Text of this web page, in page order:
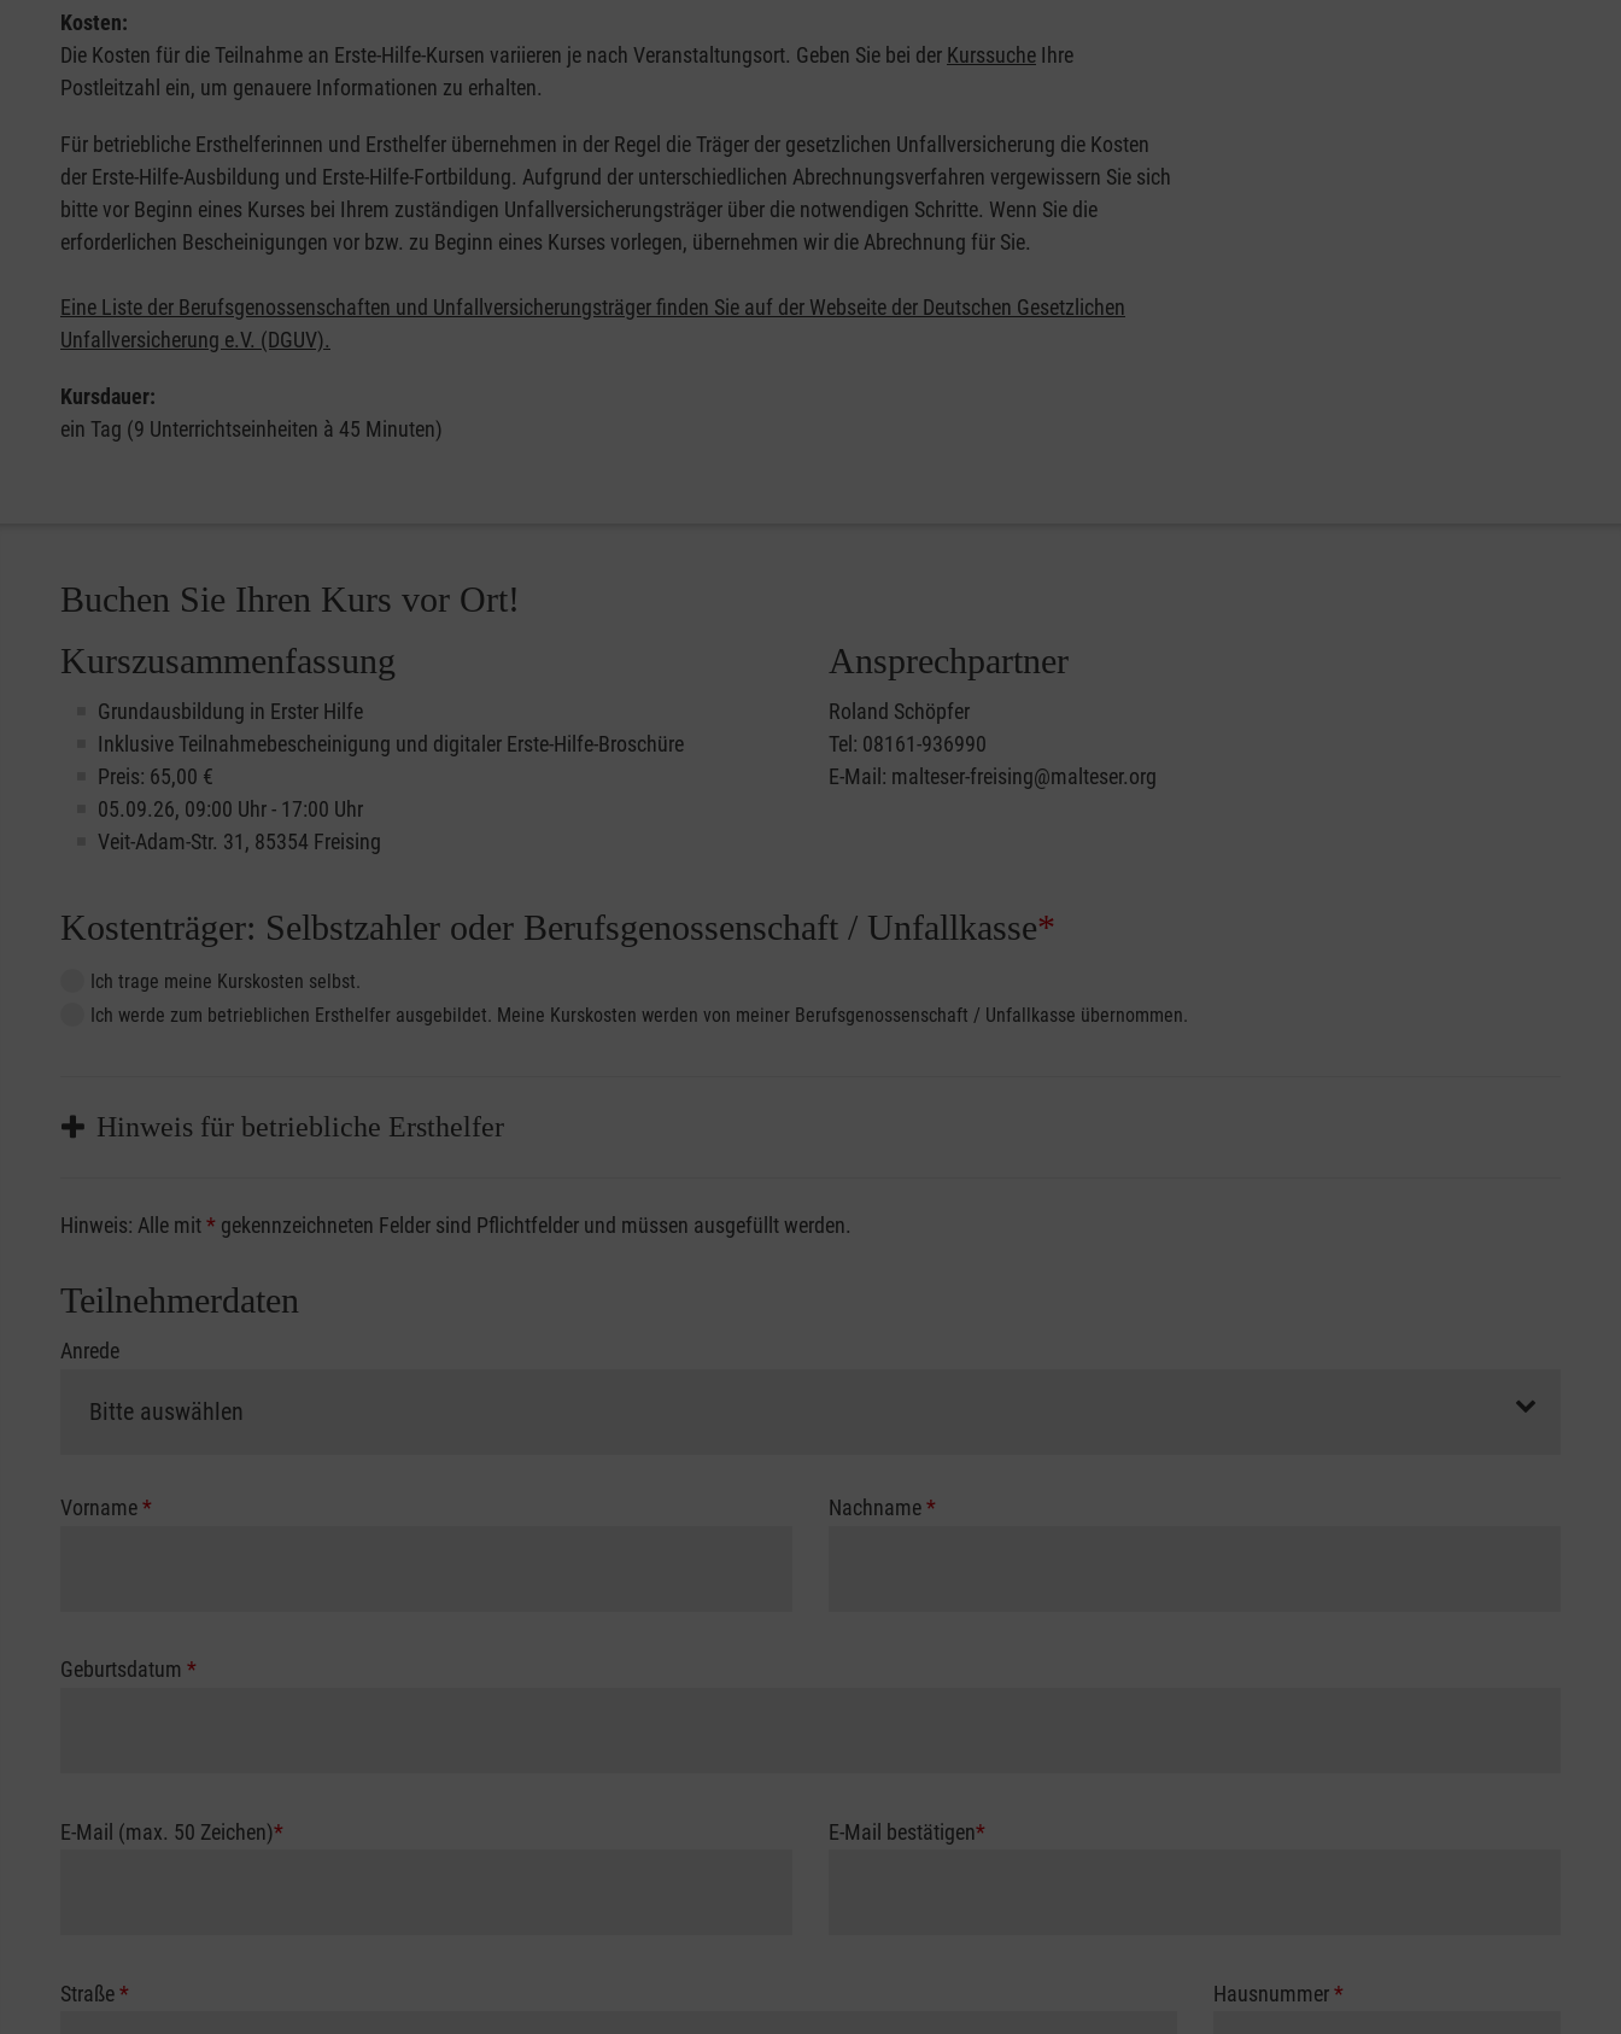
Kosten:
Die Kosten für die Teilnahme an Erste-Hilfe-Kursen variieren je nach Veranstaltungsort. Geben Sie bei der Kurssuche Ihre
Postleitzahl ein, um genauere Informationen zu erhalten.
Für betriebliche Ersthelferinnen und Ersthelfer übernehmen in der Regel die Träger der gesetzlichen Unfallversicherung die Kosten
der Erste-Hilfe-Ausbildung und Erste-Hilfe-Fortbildung. Aufgrund der unterschiedlichen Abrechnungsverfahren vergewissern Sie sich
bitte vor Beginn eines Kurses bei Ihrem zuständigen Unfallversicherungsträger über die notwendigen Schritte. Wenn Sie die
erforderlichen Bescheinigungen vor bzw. zu Beginn eines Kurses vorlegen, übernehmen wir die Abrechnung für Sie.
Eine Liste der Berufsgenossenschaften und Unfallversicherungsträger finden Sie auf der Webseite der Deutschen Gesetzlichen
Unfallversicherung e.V. (DGUV).
Kursdauer:
ein Tag (9 Unterrichtseinheiten à 45 Minuten)
Buchen Sie Ihren Kurs vor Ort!
Kurszusammenfassung
Grundausbildung in Erster Hilfe
Inklusive Teilnahmebescheinigung und digitaler Erste-Hilfe-Broschüre
Preis: 65,00 €
05.09.26, 09:00 Uhr - 17:00 Uhr
Veit-Adam-Str. 31, 85354 Freising
Ansprechpartner
Roland Schöpfer
Tel: 08161-936990
E-Mail: malteser-freising@malteser.org
Kostenträger: Selbstzahler oder Berufsgenossenschaft / Unfallkasse*
Ich trage meine Kurskosten selbst.
Ich werde zum betrieblichen Ersthelfer ausgebildet. Meine Kurskosten werden von meiner Berufsgenossenschaft / Unfallkasse übernommen.
Hinweis für betriebliche Ersthelfer
Sofern Sie ein Kostenübernahmeverfahren Ihrer Berufsgenossenschaft / Unfallkasse nutzen, beachten Sie bitte, dass die Abrechnungsunterlagen spätestens zu Kursbeginn
vorliegen müssen. Andernfalls erfolgt eine Abrechnung der vollen Kursgebühr als Selbstzahler.
Hinweis: Alle mit* gekennzeichneten Felder sind Pflichtfelder und müssen ausgefüllt werden.
Teilnehmerdaten
Anrede
Vorname* Nachname*
Geburtsdatum *
E-Mail (max. 50 Zeichen)* E-Mail bestätigen*
Straße* Hausnummer*